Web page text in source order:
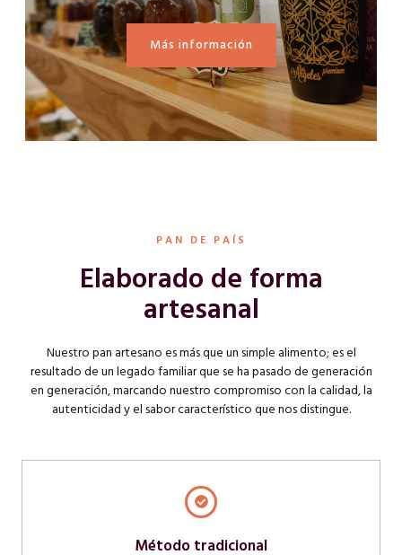
Más información
PAN DE PAÍS
Elaborado de forma
artesanal
Nuestro pan artesano es más que un simple alimento; es el
resultado de un legado familiar que se ha pasado de generación
en generación, marcando nuestro compromiso con la calidad, la
autenticidad y el sabor característico que nos distingue.
Método tradicional